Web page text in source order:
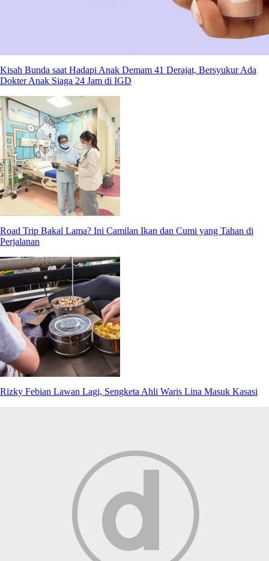
Kisah Bunda saat Hadapi Anak Demam 41 Derajat, Bersyukur Ada
Dokter Anak Siaga 24 Jam di IGD
Road Trip Bakal Lama? Ini Camilan Ikan dan Cumi yang Tahan di
Perjalanan
Rizky Febian Lawan Lagi, Sengketa Ahli Waris Lina Masuk Kasasi